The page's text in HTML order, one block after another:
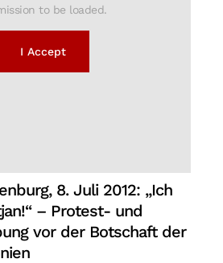
to be loaded.
I Accept
8. Juli 2012: „Ich
– Protest- und
vor der Botschaft der